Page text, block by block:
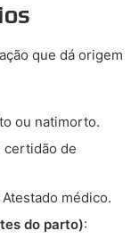
que dá origem
ou natimorto.
certidão de
Atestado médico.
do parto):